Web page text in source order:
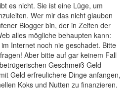
es nicht. Sie ist eine Lüge, um
Wer mir das nicht glauben
Blogger bin, der in Zeiten der
alles mögliche behaupten kann:
Internet noch nie geschadet. Bitte
Aber bitte auf gar keinem Fall
Geschmeiß Geld
Geld erfreulichere Dinge anfangen,
Koks und Nutten zu finanzieren.